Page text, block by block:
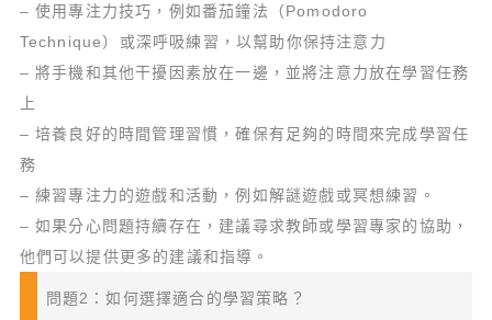
– 使用專注力技巧，例如番茄鐘法（Pomodoro
Technique）或深呼吸練習，以幫助你保持注意力
– 將手機和其他干擾因素放在一邊，並將注意力放在學習任務
上
– 培養良好的時間管理習慣，確保有足夠的時間來完成學習任
務
– 練習專注力的遊戲和活動，例如解謎遊戲或冥想練習。
– 如果分心問題持續存在，建議尋求教師或學習專家的協助，
他們可以提供更多的建議和指導。
問題2：如何選擇適合的學習策略？